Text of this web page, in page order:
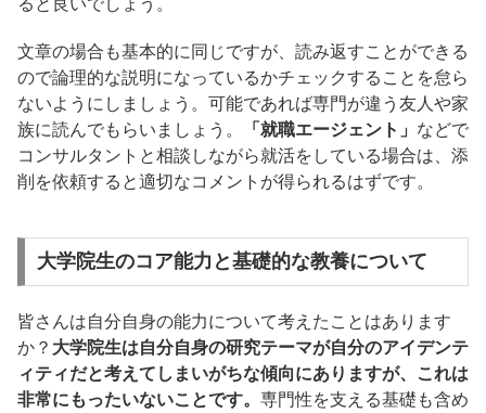
文章の場合も基本的に同じですが、読み返すことができる
ので論理的な説明になっているかチェックすることを怠ら
ないようにしましょう。可能であれば専門が違う友人や家
族に読んでもらいましょう。
「就職エージェント」 などで
コンサルタントと相談しながら就活をしている場合は、添
削を依頼すると適切なコメントが得られるはずです。
大学院生のコア能力と基礎的な教養について
皆さんは自分自身の能力について考えたことはあります
か？ 大学院生は自分自身の研究テーマが自分のアイデンテ
ィティだと考えてしまいがちな傾向にありますが、これは
非常にもったいないことです。 専門性を支える基礎も含め